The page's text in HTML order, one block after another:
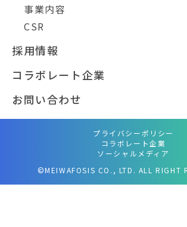
事業内容
CSR
採用情報
コラボレート企業
お問い合わせ
プライバシーポリシー
コラボレート企業
ソーシャルメディア
©MEIWAFOSIS CO., LTD. ALL RIGHT